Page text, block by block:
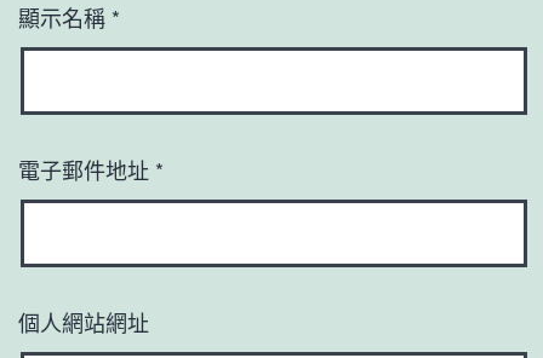
顯示名稱 *
電子郵件地址 *
個人網站網址